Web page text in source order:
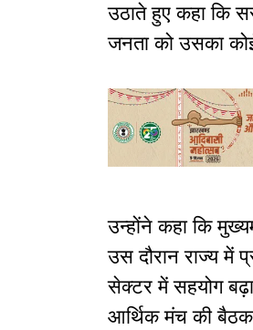
उठाते हुए कहा कि
जनता को उसका कोई
उन्होंने कहा कि
उस दौरान राज्य में
सेक्टर में सहयोग
आर्थिक मंच की